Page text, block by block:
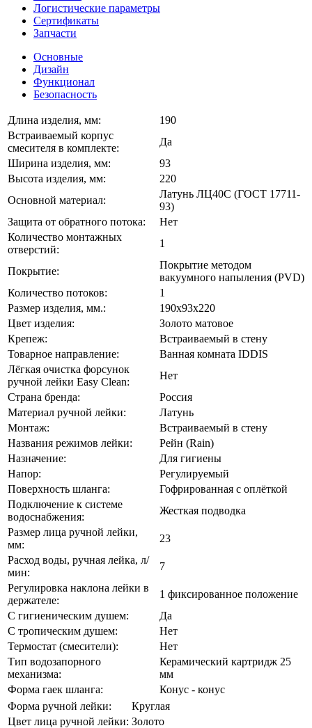
Логистические параметры
Сертификаты
Запчасти
Основные
Дизайн
Функционал
Безопасность
Длина изделия, мм:
190
Встраиваемый корпус
смесителя в комплекте:
Да
Ширина изделия, мм:
93
Высота изделия, мм:
220
Основной материал:
Латунь ЛЦ40C (ГОСТ 17711-
93)
Защита от обратного потока:
Нет
Количество монтажных
отверстий:
1
Покрытие:
Покрытие методом
вакуумного напыления (PVD)
Количество потоков:
1
Размер изделия, мм.:
190х93х220
Цвет изделия:
Золото матовое
Крепеж:
Встраиваемый в стену
Товарное направление:
Ванная комната IDDIS
Лёгкая очистка форсунок
ручной лейки Easy Clean:
Нет
Страна бренда:
Россия
Материал ручной лейки:
Латунь
Монтаж:
Встраиваемый в стену
Названия режимов лейки:
Рейн (Rain)
Назначение:
Для гигиены
Напор:
Регулируемый
Поверхность шланга:
Гофрированная с оплёткой
Подключение к системе
водоснабжения:
Жесткая подводка
Размер лица ручной лейки,
мм:
23
Расход воды, ручная лейка, л/
мин:
7
Регулировка наклона лейки в
держателе:
1 фиксированное положение
С гигиеническим душем:
Да
С тропическим душем:
Нет
Термостат (смесители):
Нет
Тип водозапорного
механизма:
Керамический картридж 25
мм
Форма гаек шланга:
Конус - конус
Форма ручной лейки:
Круглая
Цвет лица ручной лейки: Золото